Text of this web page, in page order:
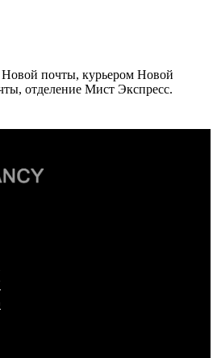
Новой почты, курьером Новой
отделение Мист Экспресс.